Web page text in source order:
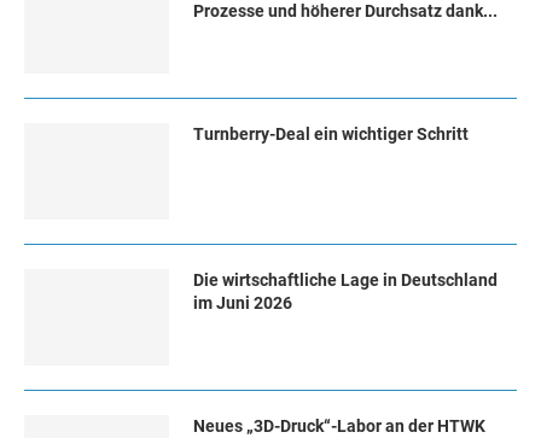
Prozesse und höherer Durchsatz dank...
Turn­ber­ry-Deal ein wich­ti­ger Schritt
Die wirtschaftliche Lage in Deutschland
im Juni 2026
Neues „3D-Druck“-Labor an der HTWK